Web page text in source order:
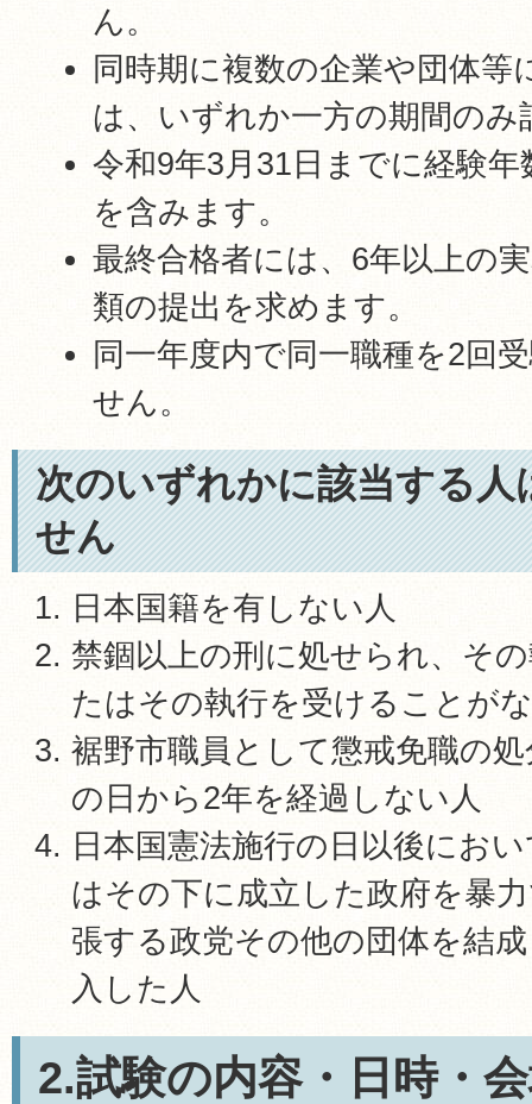
ん。
同時期に複数の企業や団体等
は、いずれか一方の期間のみ
令和9年3月31日までに経験
を含みます。
最終合格者には、6年以上の
類の提出を求めます。
同一年度内で同一職種を2回
せん。
次のいずれかに該当する人
せん
日本国籍を有しない人
禁錮以上の刑に処せられ、そ
たはその執行を受けることが
裾野市職員として懲戒免職の
の日から2年を経過しない人
日本国憲法施行の日以後にお
はその下に成立した政府を暴
張する政党その他の団体を結
入した人
2.試験の内容・日時・